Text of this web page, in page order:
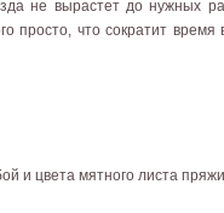
не вырастет до нужных
просто, что сократит
и цвета мятного листа